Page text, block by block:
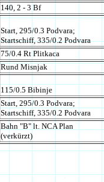
140, 2 - 3 Bf
Start, 295/0.3 Podvara;
Startschiff, 335/0.2 Podvara
75/0.4 Rt Plitkaca
Rund Misnjak
115/0.5 Bibinje
Start, 295/0.3 Podvara;
Startschiff, 335/0.2 Podvara
Bahn "B" lt. NCA Plan
(verkürzt)